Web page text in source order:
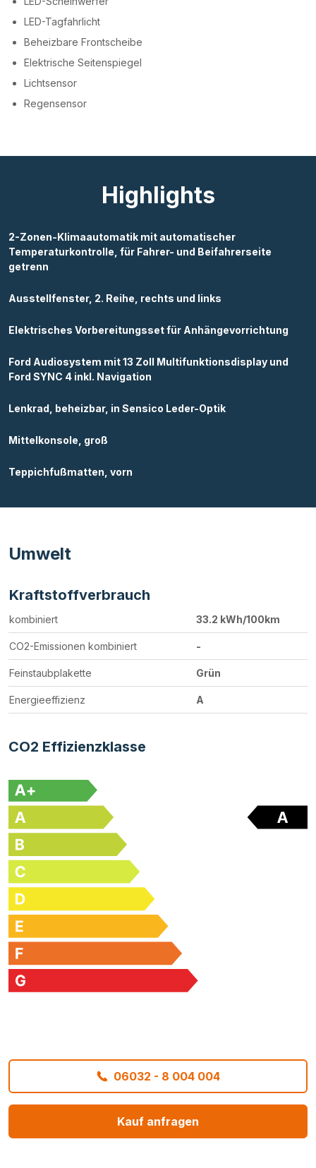
LED-Tagfahrlicht
Beheizbare Frontscheibe
Elektrische Seitenspiegel
Lichtsensor
Regensensor
Highlights
2-Zonen-Klimaautomatik mit automatischer
Temperaturkontrolle, für Fahrer- und Beifahrerseite
getrenn
Ausstellfenster, 2. Reihe, rechts und links
Elektrisches Vorbereitungsset für Anhängevorrichtung
Ford Audiosystem mit 13 Zoll Multifunktionsdisplay und
Ford SYNC 4 inkl. Navigation
Lenkrad, beheizbar, in Sensico Leder-Optik
Mittelkonsole, groß
Teppichfußmatten, vorn
Umwelt
Kraftstoffverbrauch
kombiniert 33.2 kWh/100km
CO2-Emissionen kombiniert -
Feinstaubplakette Grün
Energieeffizienz A
CO2 Effizienzklasse
06032 - 8 004 004
Kauf anfragen